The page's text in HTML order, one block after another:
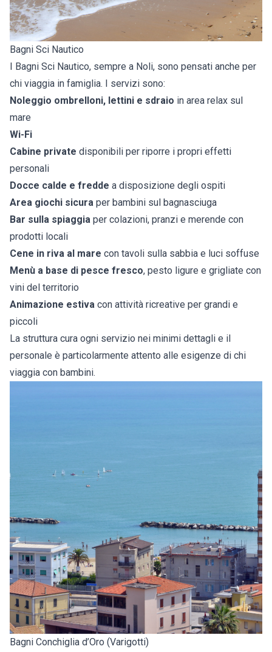
Bagni Sci Nautico
I Bagni Sci Nautico, sempre a Noli, sono pensati anche per
chi viaggia in famiglia. I servizi sono:
Noleggio ombrelloni, lettini e sdraio in area relax sul
mare
Wi-Fi
Cabine private disponibili per riporre i propri effetti
personali
Docce calde e fredde a disposizione degli ospiti
Area giochi sicura per bambini sul bagnasciuga
Bar sulla spiaggia per colazioni, pranzi e merende con
prodotti locali
Cene in riva al mare con tavoli sulla sabbia e luci soffuse
Menù a base di pesce fresco, pesto ligure e grigliate con
vini del territorio
Animazione estiva con attività ricreative per grandi e
piccoli
La struttura cura ogni servizio nei minimi dettagli e il
personale è particolarmente attento alle esigenze di chi
viaggia con bambini.
Bagni Conchiglia d’Oro (Varigotti)